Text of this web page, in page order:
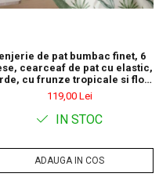
de pat bumbac finet, 6
cearceaf de pat cu elastic,
cu frunze tropicale si flori
crem
119,00 Lei
IN STOC
ADAUGA IN COS